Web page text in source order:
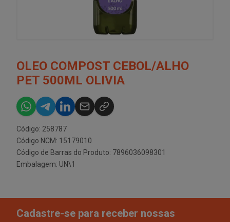
OLEO COMPOST CEBOL/ALHO
PET 500ML OLIVIA
Código: 258787
Código NCM: 15179010
Código de Barras do Produto: 7896036098301
Embalagem: UN\1
Cadastre-se para receber nossas